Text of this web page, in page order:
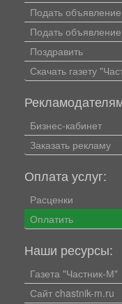
Подать объявление
Подать объявление
Поздравить
Скачать газету
Бизнес-кабинет
Заказать рекламу
Оплата услуг:
Расценки
Оплатить
Наши ресурсы:
Газета "Частник-М"
Сайт chastnik-m.ru